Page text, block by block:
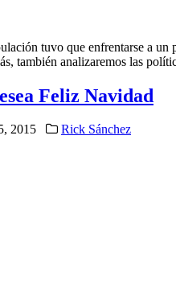
tuvo que enfrentarse a
también analizaremos las
Feliz Navidad
2015 Rick Sánchez